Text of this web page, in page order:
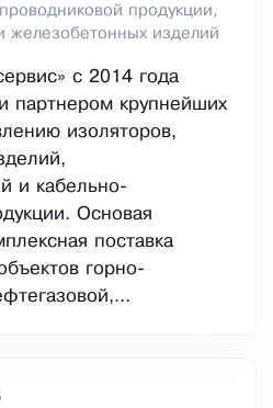
продукции,
железобетонных изделий
с 2014 года
партнером крупнейших
изоляторов,
и кабельно-
Основая
поставка
горно-